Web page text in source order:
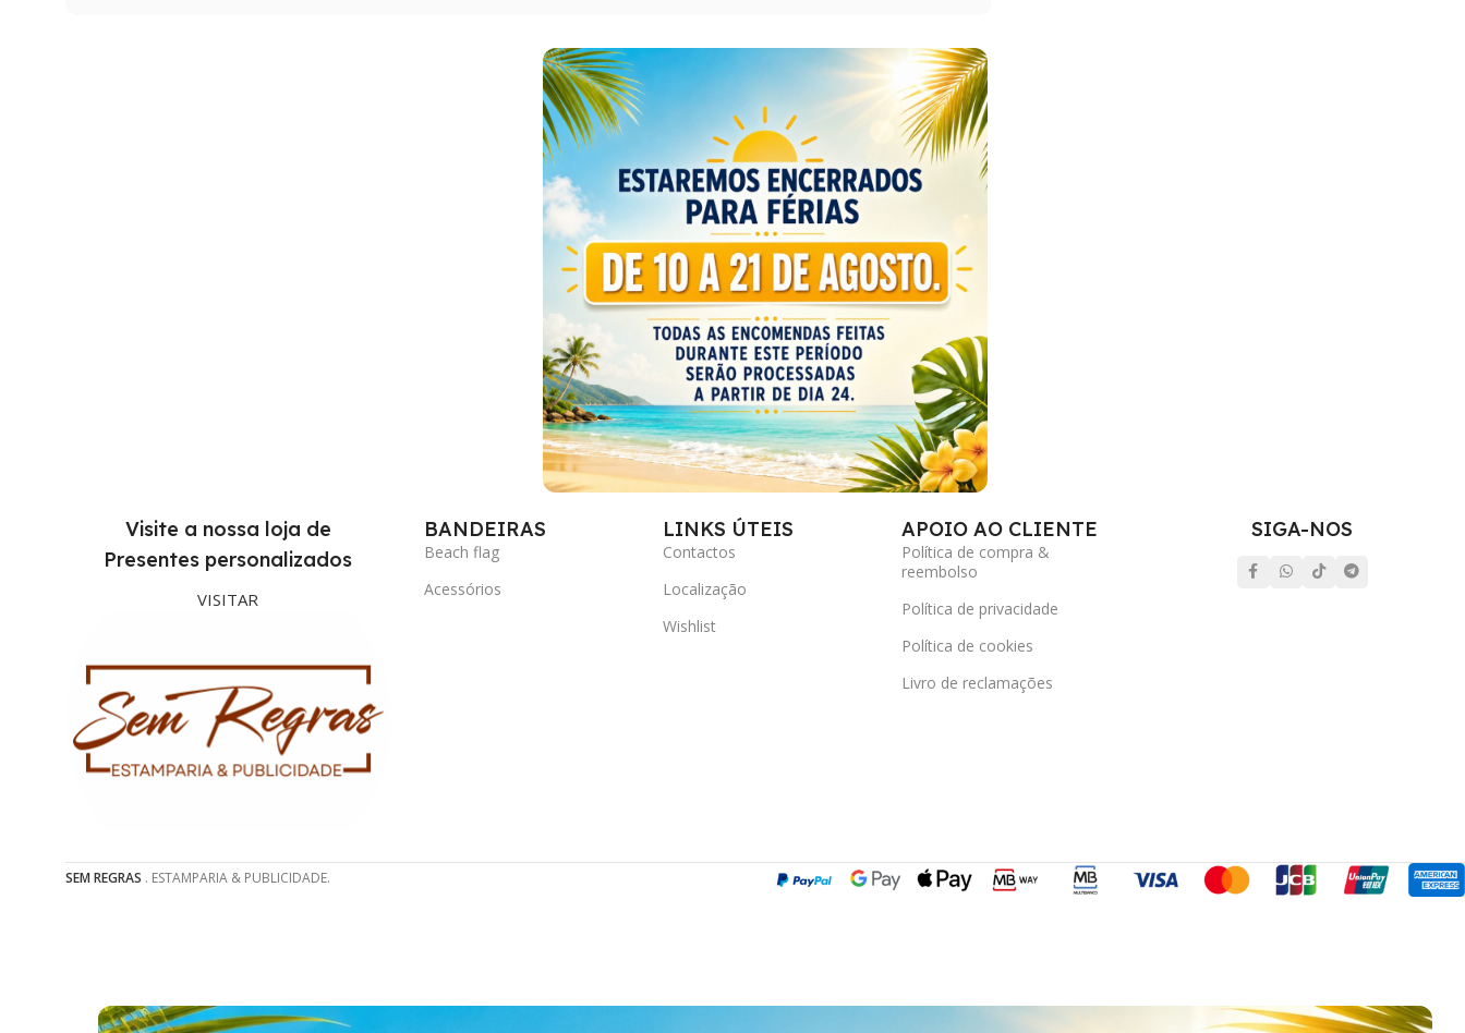
Visite a nossa loja de
Presentes personalizados
VISITAR
BANDEIRAS
Beach flag
Acessórios
LINKS ÚTEIS
Contactos
Localização
Wishlist
APOIO AO CLIENTE
Política de compra &
reembolso
Política de privacidade
Política de cookies
Livro de reclamações
SIGA-NOS
SEM REGRAS . ESTAMPARIA & PUBLICIDADE.